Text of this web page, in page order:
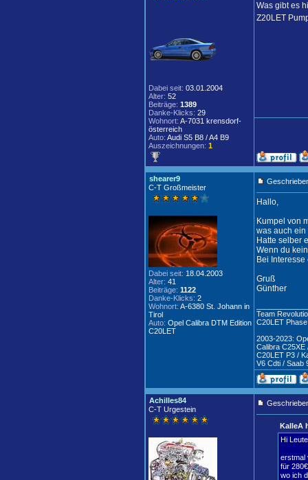
Dabei seit: 03.01.2004
Alter: 52
Beiträge: 1389
Danke-Klicks: 29
Wohnort: A-7031 krensdorf-
österreich
Auto: Audi S5 B8 / A4 B9
Auszeichnungen: 1
Was gibt es
Z20LET
shearer9
C-T Großmeister
Dabei seit: 18.04.2003
Alter: 41
Beiträge: 1122
Danke-Klicks: 2
Wohnort: A-6380 St. Johann in
Tirol
Auto: Opel Calibra DTM Edition
C20LET
Hallo,
Kumpel von
was auch
Hatte selber
Wenn du
Bei
Gruß
Günther
Team
C20LET
2003-2023:
Calibra C25XE
C20LET P3 /
V6 Cdti / Saab
Achilles84
C-T Urgestein
KalleA
Hi
erstmal
für
wo ich